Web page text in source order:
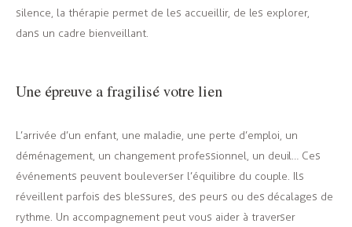
silence, la thérapie permet de les accueillir, de les explorer,
dans un cadre bienveillant.
Une épreuve a fragilisé votre lien
L’arrivée d’un enfant, une maladie, une perte d’emploi, un
déménagement, un changement professionnel, un deuil… Ces
événements peuvent bouleverser l’équilibre du couple. Ils
réveillent parfois des blessures, des peurs ou des décalages de
rythme. Un accompagnement peut vous aider à traverser